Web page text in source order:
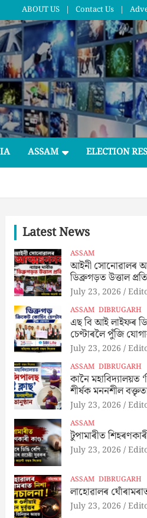
ABOUT US Contact Us
ASSAM ELECTION
Latest News
ASSAM
আইনী সোনোৱালৰ
ডিব্ৰুগড়ত উত্তাল
July 23, 2026
ASSAM DIBRUGARH
এছ বি আই লাইফৰ
চেণ্টাৰলৈ পুঁজি
July 23, 2026
ASSAM DIBRUGARH
কানৈ মহাবিদ্যালয়ত
শীর্ষক মননশীল
July 23, 2026
ASSAM
টুপামাৰীত
July 23, 2026
ASSAM DIBRUGARH
লাহোৱালৰ
July 23, 2026